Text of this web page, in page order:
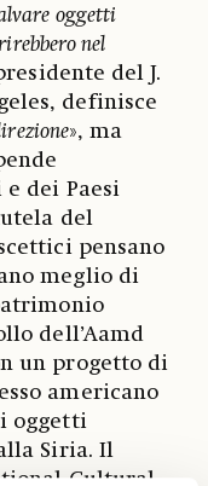
oggetti
nel
del J.
definisce
», ma
dei Paesi
del
pensano
meglio di
dell’Aamd
un progetto di
americano
oggetti
Siria. Il
Cultural